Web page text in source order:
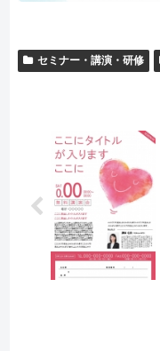
セミナー・講演・研修